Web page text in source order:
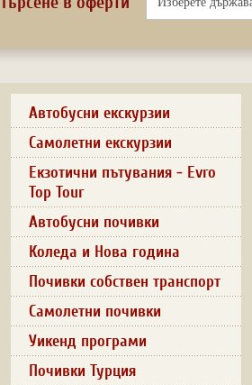
Автобусни екскурзии
Самолетни екскурзии
Екзотични пътувания - Evro
Top Tour
Автобусни почивки
Коледа и Нова година
Почивки собствен транспорт
Самолетни почивки
Уикенд програми
Почивки Турция